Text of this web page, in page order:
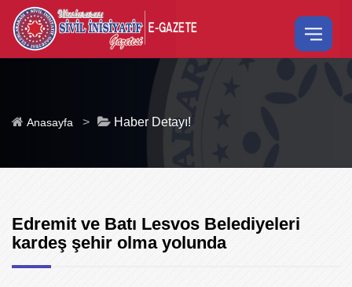
Anasayfa > Haber Detayı!
Edremit ve Batı Lesvos Belediyeleri
kardeş şehir olma yolunda